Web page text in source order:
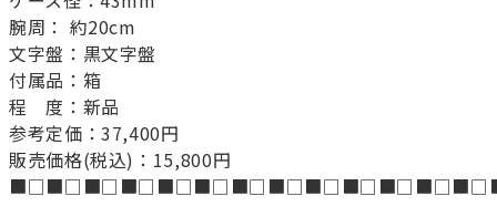
腕周： 約20cm
文字盤：黒文字盤
付属品：箱
程 度：新品
参考定価：37,400円
販売価格(税込)：15,800円